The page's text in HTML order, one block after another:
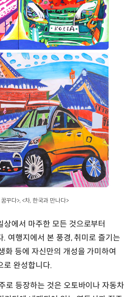
꾸다>, <차, 한국과 만나다>
에서 마주한 모든 것으로부터
. 여행지에서 본 풍경, 취미로 즐기는
화 등에 자신만의 개성을 가미하여
로 완성합니다.
로 등장하는 것은 오토바이나 자동차